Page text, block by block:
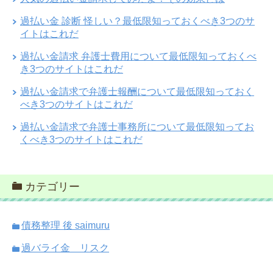
過払い金 診断 怪しい？最低限知っておくべき3つのサ
イトはこれだ
過払い金請求 弁護士費用について最低限知っておくべ
き3つのサイトはこれだ
過払い金請求で弁護士報酬について最低限知っておく
べき3つのサイトはこれだ
過払い金請求で弁護士事務所について最低限知ってお
くべき3つのサイトはこれだ
カテゴリー
債務整理 後 saimuru
過バライ金 リスク